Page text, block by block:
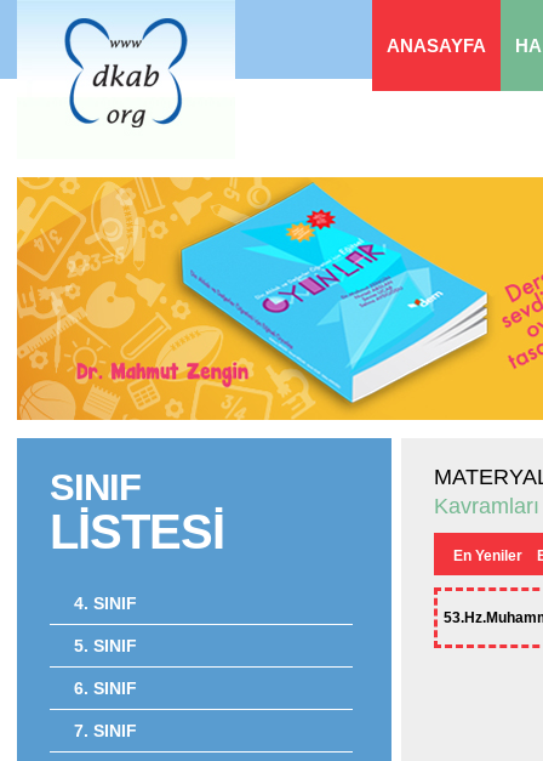
ANASAYFA
SINIF
LİSTESİ
4. SINIF
5. SINIF
6. SINIF
7. SINIF
Kavramları
En Yeniler